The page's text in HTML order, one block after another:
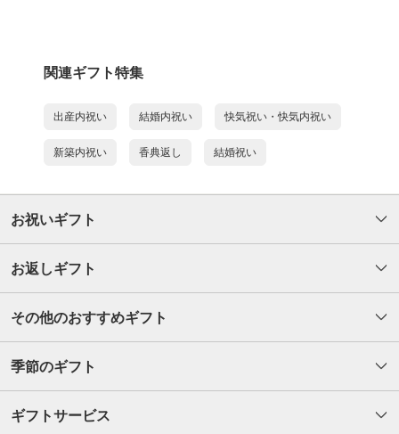
関連ギフト特集
出産内祝い 結婚内祝い 快気祝い・快気内祝い
新築内祝い 香典返し 結婚祝い
お祝いギフト
お返しギフト
その他のおすすめギフト
季節のギフト
ギフトサービス